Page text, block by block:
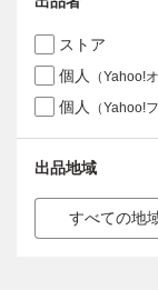
ストア
個人
（Yahoo!
個人 （Yahoo!
出品地域
すべての地